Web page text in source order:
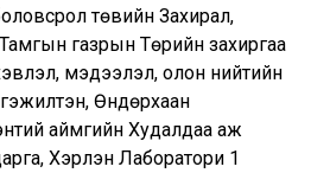
төвийн Захирал,
газрын Төрийн захиргаа
мэдээлэл, олон нийтийн
Өндөрхаан
аймгийн Худалдаа аж
Хэрлэн Лаборатори 1